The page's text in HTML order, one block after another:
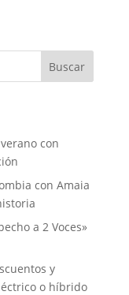
Buscar
con
con Amaia
a 2 Voces»
y
o híbrido